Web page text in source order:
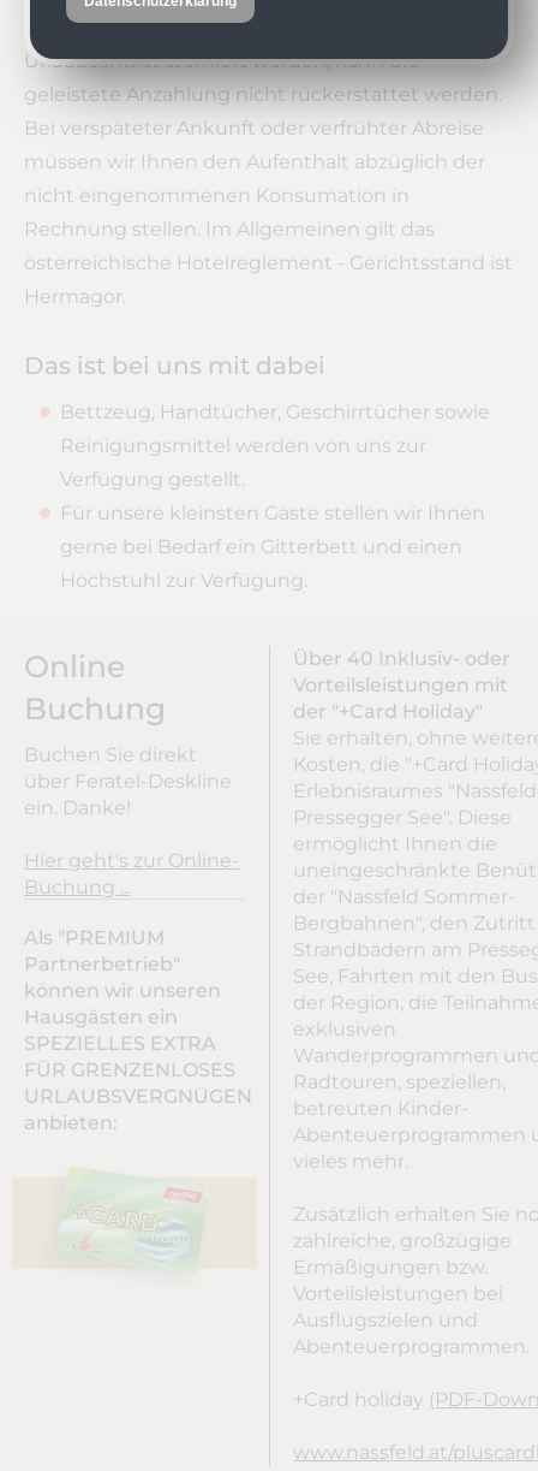
Sollte der Urlaub in den letzten acht Wochen vor
Urlaubsantritt storniert werden, kann die
geleistete Anzahlung nicht rückerstattet werden.
Bei verspäteter Ankunft oder verfrühter Abreise
müssen wir Ihnen den Aufenthalt abzüglich der
nicht eingenommenen Konsumation in
Rechnung stellen. Im Allgemeinen gilt das
österreichische Hotelreglement - Gerichtsstand ist
Hermagor.
Das ist bei uns mit dabei
Bettzeug, Handtücher, Geschirrtücher sowie
Reinigungsmittel werden von uns zur
Verfügung gestellt.
Für unsere kleinsten Gäste stellen wir Ihnen
gerne bei Bedarf ein Gitterbett und einen
Hochstuhl zur Verfügung.
Online
Buchung
Buchen Sie direkt
über Feratel-Deskline
ein. Danke!
Hier geht's zur Online-
Buchung ...
Als "PREMIUM
Partnerbetrieb"
können wir unseren
Hausgästen ein
SPEZIELLES EXTRA
FÜR GRENZENLOSES
URLAUBSVERGNÜGEN
anbieten:
Über 40 Inklusiv- oder
Vorteilsleistungen mit
der "+Card Holiday"
Sie erhalten, ohne
Kosten, die "+Card
Erlebnisraumes
Pressegger See". Diese
ermöglicht Ihnen die
uneingeschränkte
der "Nassfeld Sommer-
Bergbahnen", den
Strandbädern am
See, Fahrten mit den
der Region, die
exklusiven
Wanderprogrammen
Radtouren, speziellen,
betreuten Kinder-
Abenteuerprogrammen
vieles mehr.
Zusätzlich erhalten Sie
zahlreiche, großzügige
Ermäßigungen bzw.
Vorteilsleistungen bei
Ausflugszielen und
Abenteuerprogrammen.
+Card holiday (PDF-
www.nassfeld.at/